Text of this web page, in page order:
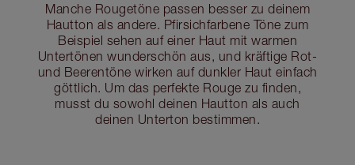
Manche Rougetöne passen besser zu deinem
Hautton als andere. Pfirsichfarbene Töne zum
Beispiel sehen auf einer Haut mit warmen
Untertönen wunderschön aus, und kräftige Rot-
und Beerentöne wirken auf dunkler Haut einfach
göttlich. Um das perfekte Rouge zu finden,
musst du sowohl deinen Hautton als auch
deinen Unterton bestimmen.